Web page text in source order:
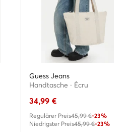
Guess Jeans
Handtasche · Écru
34,99 €
Regulärer Preis45,99 €-23%
Niedrigster Preis45,99 €-23%